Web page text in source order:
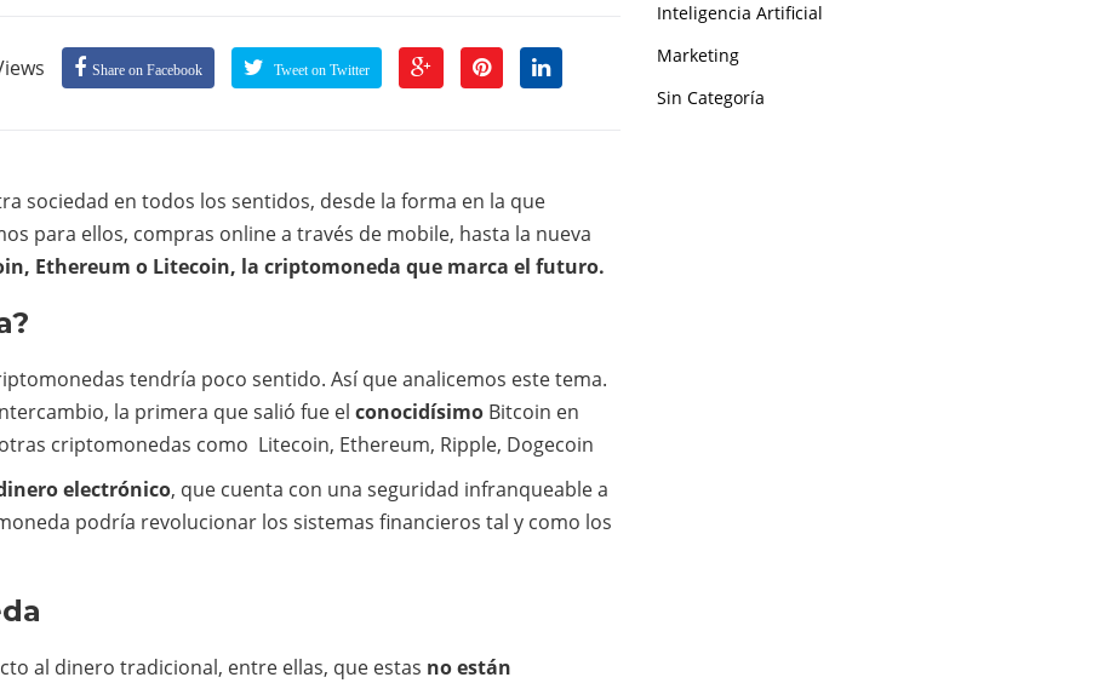
Share on Facebook Tweet on Twitter
sociedad en todos los sentidos, desde la forma en la que
para ellos, compras online a través de mobile, hasta la nueva
Ethereum o Litecoin, la criptomoneda que marca el futuro.
tendría poco sentido. Así que analicemos este tema.
la primera que salió fue el conocidísimo Bitcoin en
criptomonedas como Litecoin, Ethereum, Ripple, Dogecoin
electrónico, que cuenta con una seguridad infranqueable a
podría revolucionar los sistemas financieros tal y como los
al dinero tradicional, entre ellas, que estas no están
Inteligencia Artificial
Marketing
Sin Categoría